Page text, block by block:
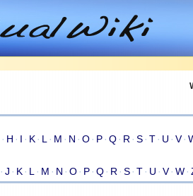
· H · I · K· L · M · N · O· P· Q· R · S· T· U · V·
· J · K· L · M · N · O· P· Q· R · S· T· U · V· W·